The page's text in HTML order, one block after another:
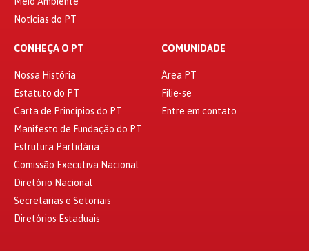
Notícias do PT
CONHEÇA O PT
Nossa História
Estatuto do PT
Carta de Princípios do PT
Manifesto de Fundação do PT
Estrutura Partidária
Comissão Executiva Nacional
Diretório Nacional
Secretarias e Setoriais
Diretórios Estaduais
COMUNIDADE
Área PT
Filie-se
Entre em contato